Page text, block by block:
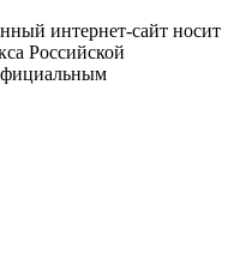
интернет-сайт носит
Российской